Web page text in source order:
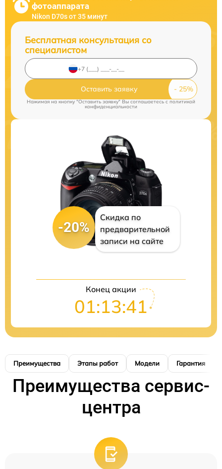
фотоаппарата
Nikon D70s от 35 минут
Бесплатная консультация со
специалистом
Оставить заявку
Нажимая на кнопку "Оставить заявку" Вы соглашаетесь cполитикой
конфиденциальности
-20%
Скидка по
предварительной
записи на сайте
Конец акции
01:13:40
Преимущества Этапы работ Модели Гарантия
Преимущества сервис-
центра